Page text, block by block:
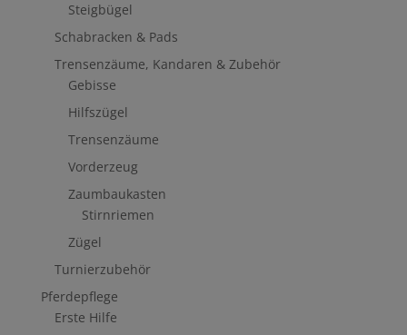
Steigbügel
Schabracken & Pads
Trensenzäume, Kandaren & Zubehör
Gebisse
Hilfszügel
Trensenzäume
Vorderzeug
Zaumbaukasten
Stirnriemen
Zügel
Turnierzubehör
Pferdepflege
Erste Hilfe